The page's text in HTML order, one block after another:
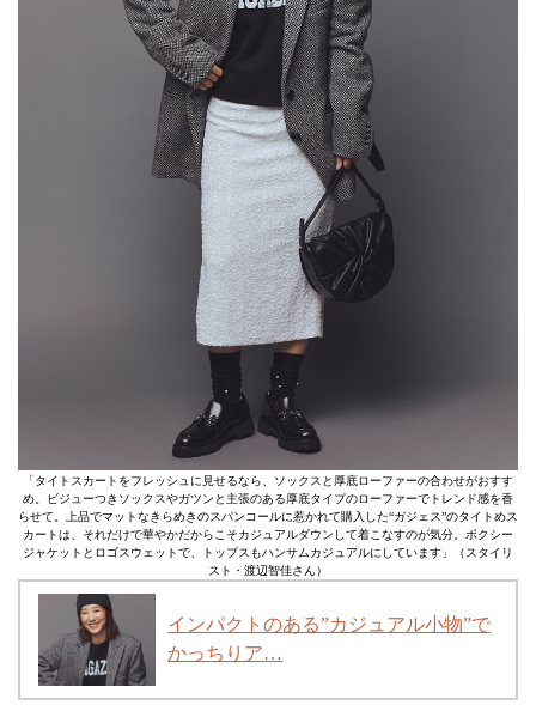
「タイトスカートをフレッシュに見せるなら、ソックスと厚底ローファーの合わせがおすす
め。ビジューつきソックスやガツンと主張のある厚底タイプのローファーでトレンド感を香
らせて。上品でマットなきらめきのスパンコールに惹かれて購入した“ガジェス”のタイトめス
カートは、それだけで華やかだからこそカジュアルダウンして着こなすのが気分。ボクシー
ジャケットとロゴスウェットで、トップスもハンサムカジュアルにしています」（スタイリ
スト・渡辺智佳さん）
インパクトのある”カジュアル小物”で
かっちりア…